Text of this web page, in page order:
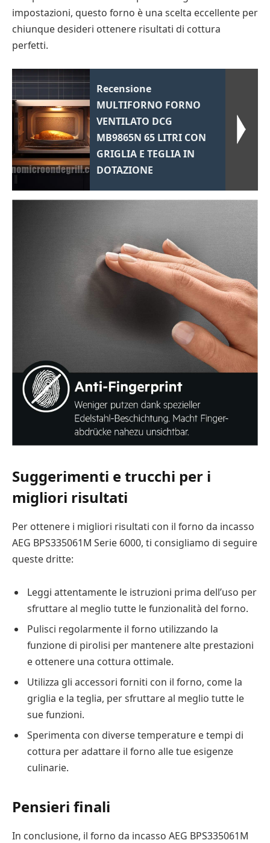
impostazioni, questo forno è una scelta eccellente per
chiunque desideri ottenere risultati di cottura
perfetti.
Recensione
MULTIFORNO FORNO
VENTILATO DCG
MB9865N 65 LITRI CON
GRIGLIA E TEGLIA IN
DOTAZIONE
Suggerimenti e trucchi per i
migliori risultati
Per ottenere i migliori risultati con il forno da incasso
AEG BPS335061M Serie 6000, ti consigliamo di seguire
queste dritte:
Leggi attentamente le istruzioni prima dell’uso per
sfruttare al meglio tutte le funzionalità del forno.
Pulisci regolarmente il forno utilizzando la
funzione di pirolisi per mantenere alte prestazioni
e ottenere una cottura ottimale.
Utilizza gli accessori forniti con il forno, come la
griglia e la teglia, per sfruttare al meglio tutte le
sue funzioni.
Sperimenta con diverse temperature e tempi di
cottura per adattare il forno alle tue esigenze
culinarie.
Pensieri finali
In conclusione, il forno da incasso AEG BPS335061M